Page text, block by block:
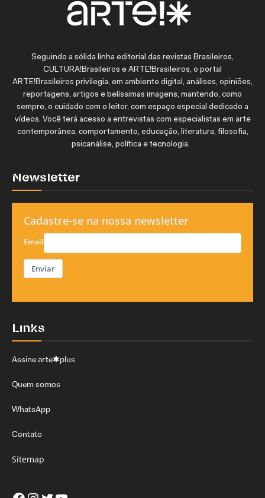
Seguindo a sólida linha editorial das revistas Brasileiros,
CULTURA!Brasileiros e ARTE!Brasileiros, o portal
ARTE!Brasileiros privilegia, em ambiente digital, análises, opiniões,
reportagens, artigos e belíssimas imagens, mantendo, como
sempre, o cuidado com o leitor, com espaço especial dedicado a
vídeos. Você terá acesso a entrevistas com especialistas em arte
contemporânea, comportamento, educação, literatura, filosofia,
psicanálise, política e tecnologia.
Newsletter
Cadastre-se na nossa newsletter
Email
Enviar
Links
Assine arte✱plus
Quem somos
WhatsApp
Contato
Sitemap